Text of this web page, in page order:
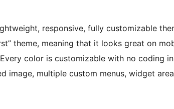
responsive, fully customizable
theme, meaning that it looks great on
color is customizable with no coding
image, multiple custom menus, widget